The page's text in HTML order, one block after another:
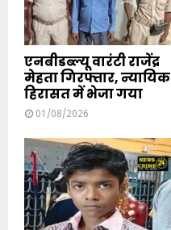
एनबीडब्ल्यू वारंटी राजेंद्र
मेहता गिरफ्तार, न्यायिक
हिरासत में भेजा गया
01/08/2026